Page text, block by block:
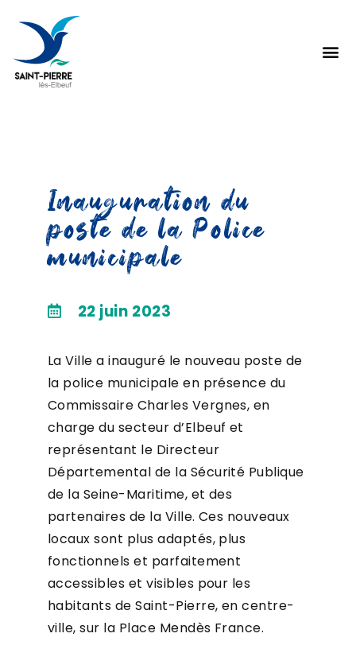
Inauguration du
poste de la Police
municipale
22 juin 2023
La Ville a inauguré le nouveau poste de
la police municipale en présence du
Commissaire Charles Vergnes, en
charge du secteur d’Elbeuf et
représentant le Directeur
Départemental de la Sécurité Publique
de la Seine-Maritime, et des
partenaires de la Ville. Ces nouveaux
locaux sont plus adaptés, plus
fonctionnels et parfaitement
accessibles et visibles pour les
habitants de Saint-Pierre, en centre-
ville, sur la Place Mendès France.